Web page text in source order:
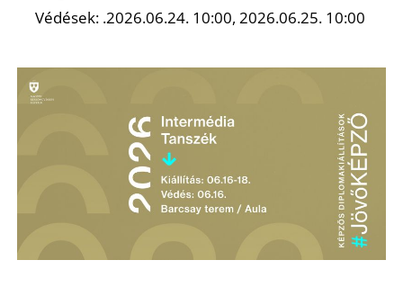
Védések: .2026.06.24. 10:00, 2026.06.25. 10:00